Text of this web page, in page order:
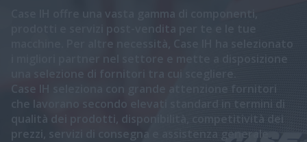
Case IH offre una vasta gamma di componenti,
prodotti e servizi post-vendita per te e le tue
macchine. Per altre necessità, Case IH ha selezionato
i migliori partner nel settore e mette a disposizione
Case IH seleziona con grande attenzione fornitori
che lavorano secondo elevati standard in termini di
qualità dei prodotti, disponibilità, competitività dei
prezzi, servizi di consegna e assistenza generale.